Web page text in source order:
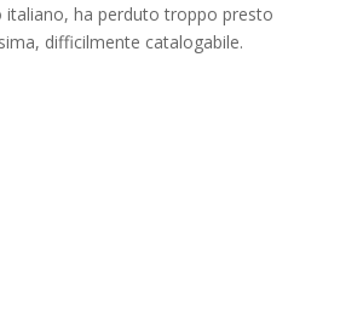
ha perduto troppo presto
difficilmente catalogabile.